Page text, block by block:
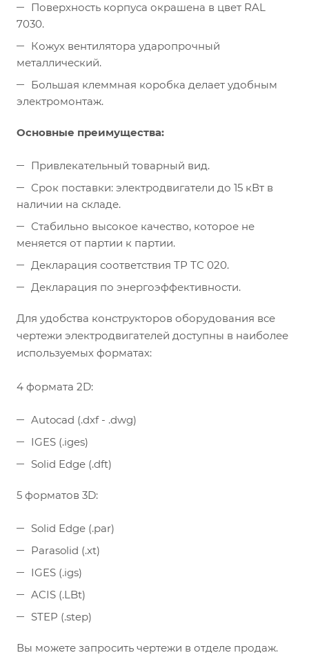
Поверхность корпуса окрашена в цвет RAL
7030.
Кожух вентилятора ударопрочный
металлический.
Большая клеммная коробка делает удобным
электромонтаж.
Основные преимущества:
Привлекательный товарный вид.
Срок поставки: электродвигатели до 15 кВт в
наличии на складе.
Стабильно высокое качество, которое не
меняется от партии к партии.
Декларация соответствия ТР ТС 020.
Декларация по энергоэффективности.
Для удобства конструкторов оборудования все
чертежи электродвигателей доступны в наиболее
используемых форматах:
4 формата 2D:
Autocad (.dxf - .dwg)
IGES (.iges)
Solid Edge (.dft)
5 форматов 3D:
Solid Edge (.par)
Parasolid (.xt)
IGES (.igs)
ACIS (.LBt)
STEP (.step)
Вы можете запросить чертежи в отделе продаж.